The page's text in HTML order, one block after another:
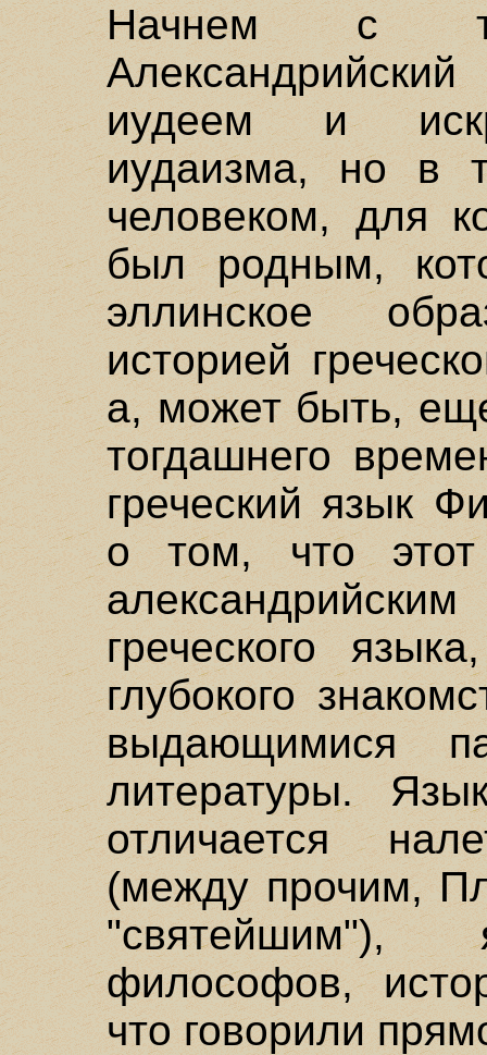
Начнем с
иудеем и
иудаизма, но в
человеком, для
был родным,
эллинское
историей
а, может быть,
тогдашнего
греческий язык
о том, что
греческого
глубокого
выдающимися
литературы.
отличается
(между прочим,
"святейшим"),
философов,
что говорили